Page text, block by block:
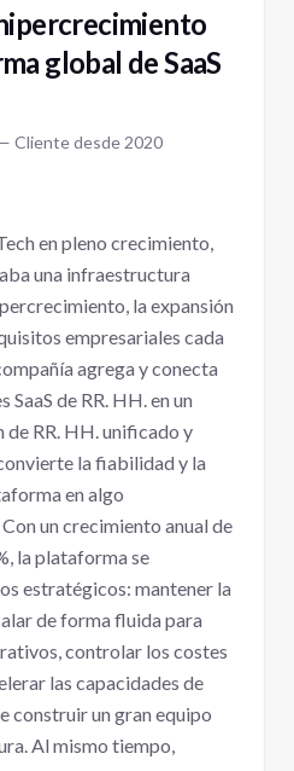
global de SaaS
Cliente desde 2020
en pleno crecimiento,
una infraestructura
la expansión
empresariales cada
agrega y conecta
de RR. HH. en un
RR. HH. unificado y
la fiabilidad y la
en algo
un crecimiento anual de
la plataforma se
estratégicos: mantener la
de forma fluida para
controlar los costes
las capacidades de
construir un gran equipo
Al mismo tiempo,